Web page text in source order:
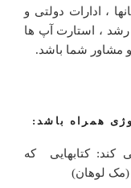
، ادارات دولتی و
، استارت آپ ها
مشاور شما باشد.
همراه باشد:
کند: کتابهایی که
(مک لوهان)